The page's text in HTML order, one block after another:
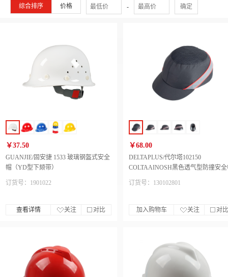
综合排序 价格 - 确定
￥37.50
GUANJIE/固安捷 1533 玻璃钢盔式安全
帽（YD型下颏带）
订货号：1901022
查看详情 关注 对比
￥68.00
DELTAPLUS/代尔塔102150
COLTAAINOSH黑色透气型防撞安
（帽檐5cm）
订货号：130102801
加入购物车 关注 对比